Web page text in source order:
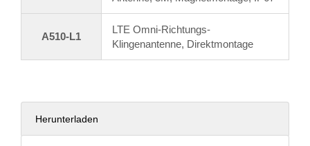
A510-L1
LTE Omni-Richtungs-
Klingenantenne, Direktmontage
Herunterladen